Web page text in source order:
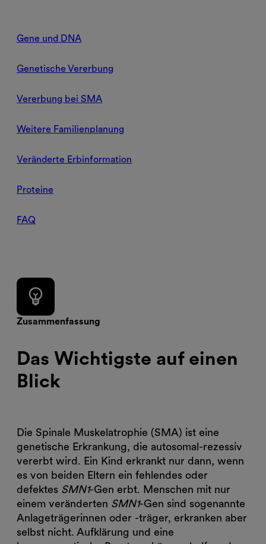
Gene und DNA
Genetische Vererbung
Vererbung bei SMA
Weitere Familienplanung
Veränderte Erbinformation
Proteine
FAQ
emoji_objects
Zusammenfassung
Das Wichtigste auf einen
Blick
Die Spinale Muskelatrophie (SMA) ist eine
genetische Erkrankung, die autosomal-rezessiv
vererbt wird. Ein Kind erkrankt nur dann, wenn
es von beiden Eltern ein fehlendes oder
defektes SMN1-Gen erbt. Menschen mit nur
einem veränderten SMN1-Gen sind sogenannte
Anlageträgerinnen oder -träger, erkranken aber
selbst nicht. Aufklärung und eine